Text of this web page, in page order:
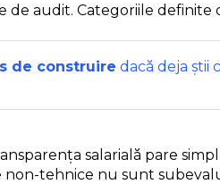
de audit. Categoriile
de construire dacă deja știi
salarială pare
non-tehnice nu sunt